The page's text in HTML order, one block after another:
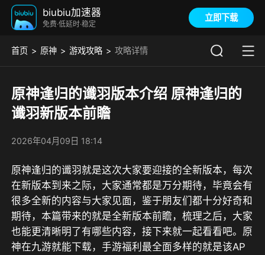
biubiu加速器
免费·低延时·稳定
立即下载
首页 原神 游戏攻略 攻略详情
原神逢归的谶羽版本介绍 原神逢归的
谶羽新版本前瞻
2026年04月09日 18:14
原神逢归的谶羽就是这次大家要迎接的全新版本，每次
在新版本到来之际，大家通常都是万分期待，毕竟会有
很多全新的内容与大家见面，鉴于朋友们都十分好奇和
期待，本篇带来的就是全新版本前瞻，梳理之后，大家
也能更清晰明了有哪些内容，接下来就一起看看吧。原
神在九游就能下载，手游福利最全面多样的就是该AP